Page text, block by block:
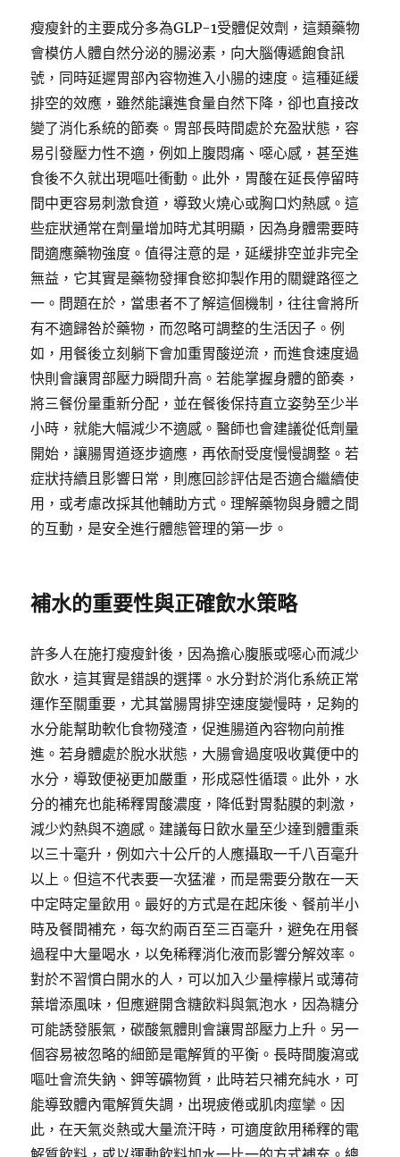
瘦瘦針的主要成分多為GLP-1受體促效劑，這類藥物
會模仿人體自然分泌的腸泌素，向大腦傳遞飽食訊
號，同時延遲胃部內容物進入小腸的速度。這種延緩
排空的效應，雖然能讓進食量自然下降，卻也直接改
變了消化系統的節奏。胃部長時間處於充盈狀態，容
易引發壓力性不適，例如上腹悶痛、噁心感，甚至進
食後不久就出現嘔吐衝動。此外，胃酸在延長停留時
間中更容易刺激食道，導致火燒心或胸口灼熱感。這
些症狀通常在劑量增加時尤其明顯，因為身體需要時
間適應藥物強度。值得注意的是，延緩排空並非完全
無益，它其實是藥物發揮食慾抑製作用的關鍵路徑之
一。問題在於，當患者不了解這個機制，往往會將所
有不適歸咎於藥物，而忽略可調整的生活因子。例
如，用餐後立刻躺下會加重胃酸逆流，而進食速度過
快則會讓胃部壓力瞬間升高。若能掌握身體的節奏，
將三餐份量重新分配，並在餐後保持直立姿勢至少半
小時，就能大幅減少不適感。醫師也會建議從低劑量
開始，讓腸胃道逐步適應，再依耐受度慢慢調整。若
症狀持續且影響日常，則應回診評估是否適合繼續使
用，或考慮改採其他輔助方式。理解藥物與身體之間
的互動，是安全進行體態管理的第一步。
補水的重要性與正確飲水策略
許多人在施打瘦瘦針後，因為擔心腹脹或噁心而減少
飲水，這其實是錯誤的選擇。水分對於消化系統正常
運作至關重要，尤其當腸胃排空速度變慢時，足夠的
水分能幫助軟化食物殘渣，促進腸道內容物向前推
進。若身體處於脫水狀態，大腸會過度吸收糞便中的
水分，導致便祕更加嚴重，形成惡性循環。此外，水
分的補充也能稀釋胃酸濃度，降低對胃黏膜的刺激，
減少灼熱與不適感。建議每日飲水量至少達到體重乘
以三十毫升，例如六十公斤的人應攝取一千八百毫升
以上。但這不代表要一次猛灌，而是需要分散在一天
中定時定量飲用。最好的方式是在起床後、餐前半小
時及餐間補充，每次約兩百至三百毫升，避免在用餐
過程中大量喝水，以免稀釋消化液而影響分解效率。
對於不習慣白開水的人，可以加入少量檸檬片或薄荷
葉增添風味，但應避開含糖飲料與氣泡水，因為糖分
可能誘發脹氣，碳酸氣體則會讓胃部壓力上升。另一
個容易被忽略的細節是電解質的平衡。長時間腹瀉或
嘔吐會流失鈉、鉀等礦物質，此時若只補充純水，可
能導致體內電解質失調，出現疲倦或肌肉痙攣。因
此，在天氣炎熱或大量流汗時，可適度飲用稀釋的電